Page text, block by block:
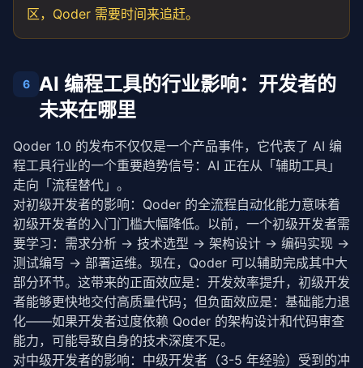
区，Qoder 需要时间来追赶。
6
AI 编程工具的行业影响：开发者的
未来在哪里
Qoder 1.0 的发布不仅仅是一个产品事件，它代表了 AI 编
程工具行业的一个重要趋势信号：AI 正在从「辅助工具」
走向「流程替代」。
对初级开发者的影响：Qoder 的全流程自动化能力意味着
初级开发者的入门门槛大幅降低。以前，一个初级开发者需
要学习：需求分析 → 技术选型 → 架构设计 → 编码实现 →
测试编写 → 部署运维。现在，Qoder 可以辅助完成其中大
部分环节。这带来的正面效应是：开发效率提升，初级开发
者能够更快地交付高质量代码；但负面效应是：基础能力退
化——如果开发者过度依赖 Qoder 的架构设计和代码审查
能力，可能导致自身的技术深度不足。
对中级开发者的影响：中级开发者（3-5 年经验）受到的冲